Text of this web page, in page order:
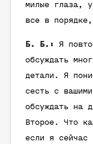
милые глаза,
все в
Б. Б.:
Я
обсуждать
детали. Я
сесть с
обсуждать на
Второе. Что
если я сейчас